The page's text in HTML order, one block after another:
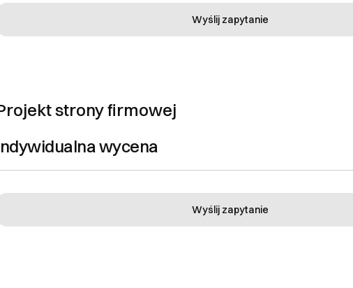
prawa.
Wyślij zapytanie
strony firmowej
wycena
Wyślij zapytanie